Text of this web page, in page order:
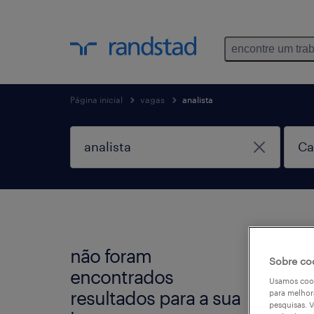
encontre um
Página inicial vagas analista
não foram
encontrados
resultados para a sua
Não
Sobre
Usamos
para
pesquisas.